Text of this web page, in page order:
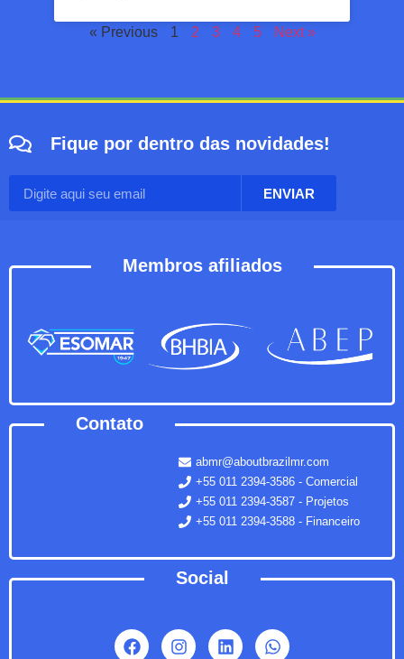
« Previous 1 2 3 4 5 Next »
Fique por dentro das novidades!
ENVIAR
Membros afiliados
Contato
abmr@aboutbrazilmr.com
+55 011 2394-3586 - Comercial
+55 011 2394-3587 - Projetos
+55 011 2394-3588 - Financeiro
Social